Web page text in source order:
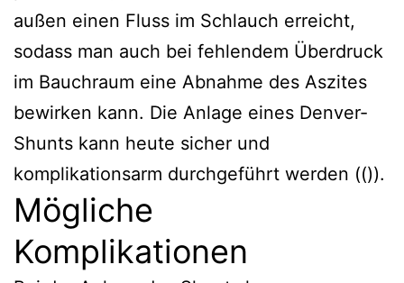
außen einen Fluss im Schlauch erreicht,
sodass man auch bei fehlendem Überdruck
im Bauchraum eine Abnahme des Aszites
bewirken kann. Die Anlage eines Denver-
Shunts kann heute sicher und
komplikationsarm durchgeführt werden (()).
Mögliche
Komplikationen